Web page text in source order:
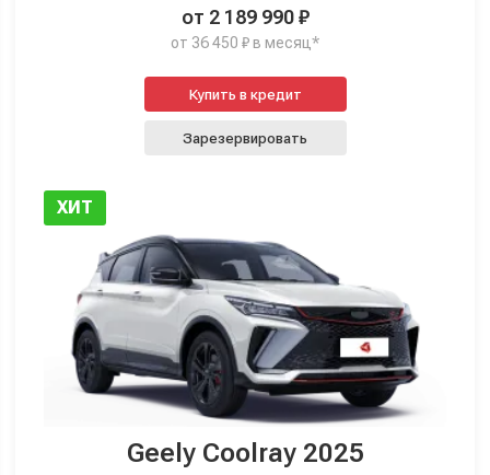
от 2 189 990 ₽
от 36 450 ₽ в месяц*
Купить в кредит
Зарезервировать
ХИТ
Geely Coolray 2025